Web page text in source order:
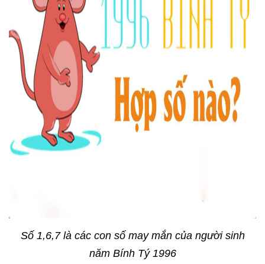
Số 1,6,7 là các con số may mắn của người sinh
năm Bính Tý 1996